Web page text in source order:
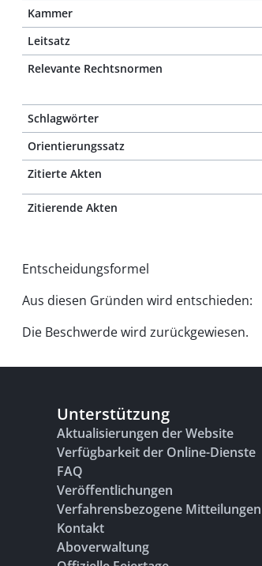
Kammer
Leitsatz
Relevante Rechtsnormen
Schlagwörter
Orientierungssatz
Zitierte Akten
Zitierende Akten
Entscheidungsformel
Aus diesen Gründen wird entschieden:
Die Beschwerde wird zurückgewiesen.
Unterstützung
Aktualisierungen der Website
Verfügbarkeit der Online-Dienste
FAQ
Veröffentlichungen
Verfahrensbezogene Mitteilungen
Kontakt
Aboverwaltung